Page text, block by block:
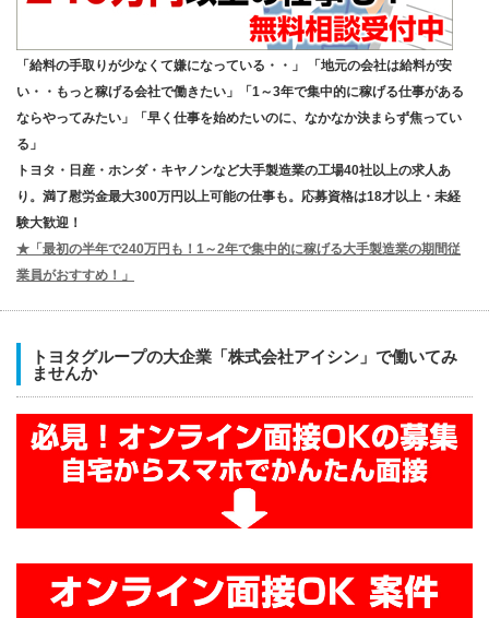
「給料の手取りが少なくて嫌になっている・・」 「地元の会社は給料が安
い・・もっと稼げる会社で働きたい」「1～3年で集中的に稼げる仕事がある
ならやってみたい」「早く仕事を始めたいのに、なかなか決まらず焦ってい
る」
トヨタ・日産・ホンダ・キヤノンなど大手製造業の工場40社以上の求人あ
り。満了慰労金最大300万円以上可能の仕事も。応募資格は18才以上・未経
験大歓迎！
★「最初の半年で240万円も！1～2年で集中的に稼げる大手製造業の期間従
業員がおすすめ！」
トヨタグループの大企業「株式会社アイシン」で働いてみ
ませんか